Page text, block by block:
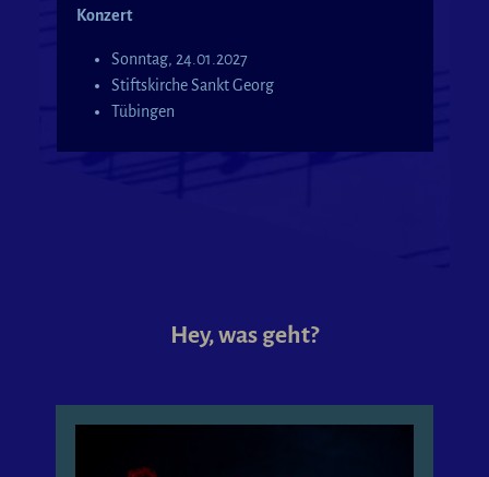
Konzert
Sonntag, 24.01.2027
Stiftskirche Sankt Georg
Tübingen
Hey, was geht?